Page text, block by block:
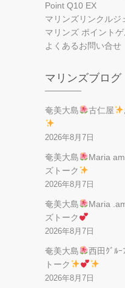
Point Q10 EX
マリンズリンクルジ
マリンズ ポイント
よくあるお問い合せ
マリンズブログ
奄美大島 古仁屋
2026年8月7日
奄美大島 Maria
ズトーク
2026年8月7日
奄美大島 Maria
ズトーク
2026年8月7日
奄美大島 西田ｸﾞﾙｰ
トーク
2026年8月7日